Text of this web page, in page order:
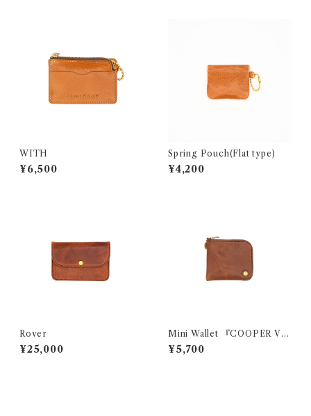
WITH
¥6,500
Spring Pouch(Flat type)
¥4,200
Rover
¥25,000
Mini Wallet 『COOPER Vin
tage』
¥5,700